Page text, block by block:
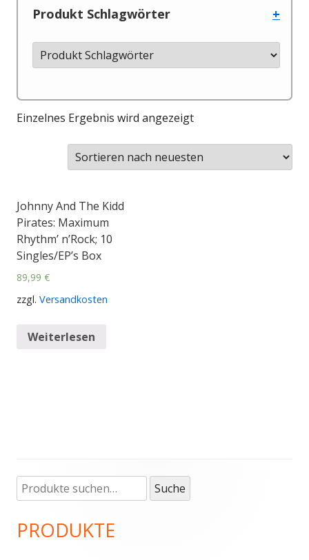
Produkt Schlagwörter +
Einzelnes Ergebnis wird angezeigt
Johnny And The Kidd
Pirates: Maximum
Rhythm’ n’Rock; 10
Singles/EP’s Box
89,99 €
zzgl. Versandkosten
Weiterlesen
Haupt-
Seitenleiste
Suche
nach:
Suche
PRODUKTE